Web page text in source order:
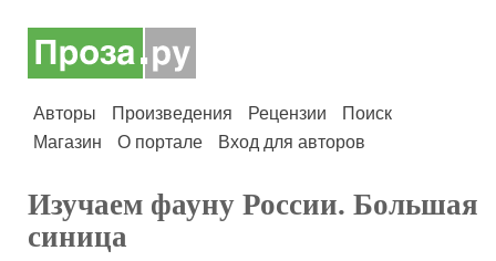
Авторы Произведения Рецензии
Поиск
Магазин
О портале Вход для авторов
Изучаем фауну России. Большая
синица